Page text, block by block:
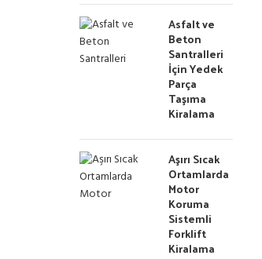
Asfalt ve
Beton
Santralleri
İçin Yedek
Parça
Taşıma
Kiralama
Aşırı Sıcak
Ortamlarda
Motor
Koruma
Sistemli
Forklift
Kiralama